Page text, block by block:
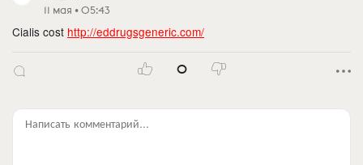
11 мая • 05:43
Cialis cost http://eddrugsgeneric.com/
0
Написать комментарий...